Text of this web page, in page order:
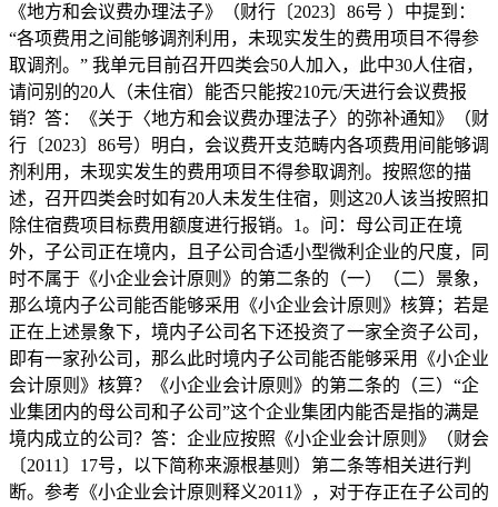
《地方和会议费办理法子》（财行〔2023〕86号 ）中提到：
“各项费用之间能够调剂利用，未现实发生的费用项目不得参
取调剂。” 我单元目前召开四类会50人加入，此中30人住宿，
请问别的20人（未住宿）能否只能按210元/天进行会议费报
销？答：《关于〈地方和会议费办理法子〉的弥补通知》（财
行〔2023〕86号）明白，会议费开支范畴内各项费用间能够调
剂利用，未现实发生的费用项目不得参取调剂。按照您的描
述，召开四类会时如有20人未发生住宿，则这20人该当按照扣
除住宿费项目标费用额度进行报销。1。问：母公司正在境
外，子公司正在境内，且子公司合适小型微利企业的尺度，同
时不属于《小企业会计原则》的第二条的（一）（二）景象，
那么境内子公司能否能够采用《小企业会计原则》核算；若是
正在上述景象下，境内子公司名下还投资了一家全资子公司，
即有一家孙公司，那么此时境内子公司能否能够采用《小企业
会计原则》核算？《小企业会计原则》的第二条的（三）“企
业集团内的母公司和子公司”这个企业集团内能否是指的满是
境内成立的公司？答：企业应按照《小企业会计原则》（财会
〔2011〕17号，以下简称来源根基则）第二条等相关进行判
断。参考《小企业会计原则释义2011》，对于存正在子公司的